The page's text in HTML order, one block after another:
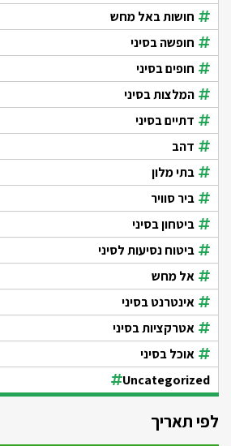
חושות באל מחש
חופשה בסיני
חופים בסיני
המלצות בסיני
דתיים בסיני
דהב
בתי מלון
ביר סוויר
ביטחון בסיני
ביטוח נסיעות לסיני
אל מחש
אינטרנט בסיני
אטרקציות בסיני
אוכל בסיני
Uncategorized
לפי תאריך